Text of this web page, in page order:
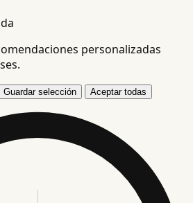
personalizadas
Guardar selección Aceptar todas